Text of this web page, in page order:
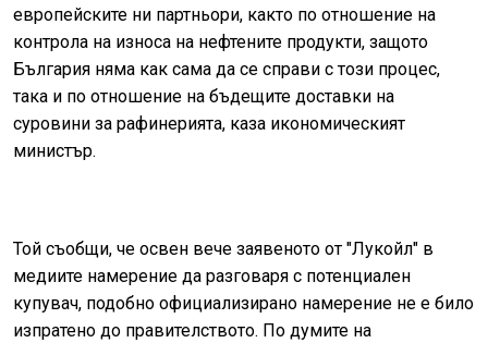
европейските ни партньори, както по отношение на
контрола на износа на нефтените продукти, защото
България няма как сама да се справи с този процес,
така и по отношение на бъдещите доставки на
суровини за рафинерията, каза икономическият
министър.
Той съобщи, че освен вече заявеното от "Лукойл" в
медиите намерение да разговаря с потенциален
купувач, подобно официализирано намерение не е било
изпратено до правителството. По думите на